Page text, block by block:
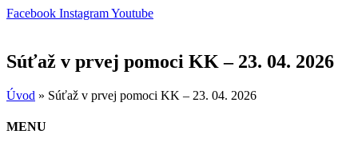
Facebook InstagramYoutube
Súťaž v prvej pomoci KK – 23. 04. 2026
Úvod » Súťaž v prvej pomoci KK – 23. 04. 2026
MENU